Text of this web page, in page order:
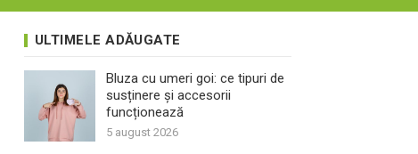
ULTIMELE ADĂUGATE
Bluza cu umeri goi: ce tipuri de
susținere și accesorii
funcționează
5 august 2026